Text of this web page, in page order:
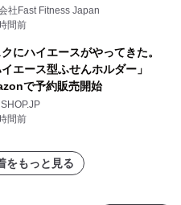
のフィットネスジム＞
社Fast Fitness Japan
間前
にハイエースがやってきた。
イエース型ふせんホルダー」
で予約販売開始
間前
をもっと見る